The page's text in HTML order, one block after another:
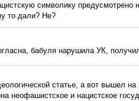
символику предусмотрено
то дали? Не?
бабуля нарушила УК,
статье, а вот вышел
неофашистское и нацистское